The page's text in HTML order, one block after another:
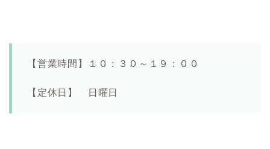
【営業時間】１０：３０～１９：００
【定休日】 日曜日